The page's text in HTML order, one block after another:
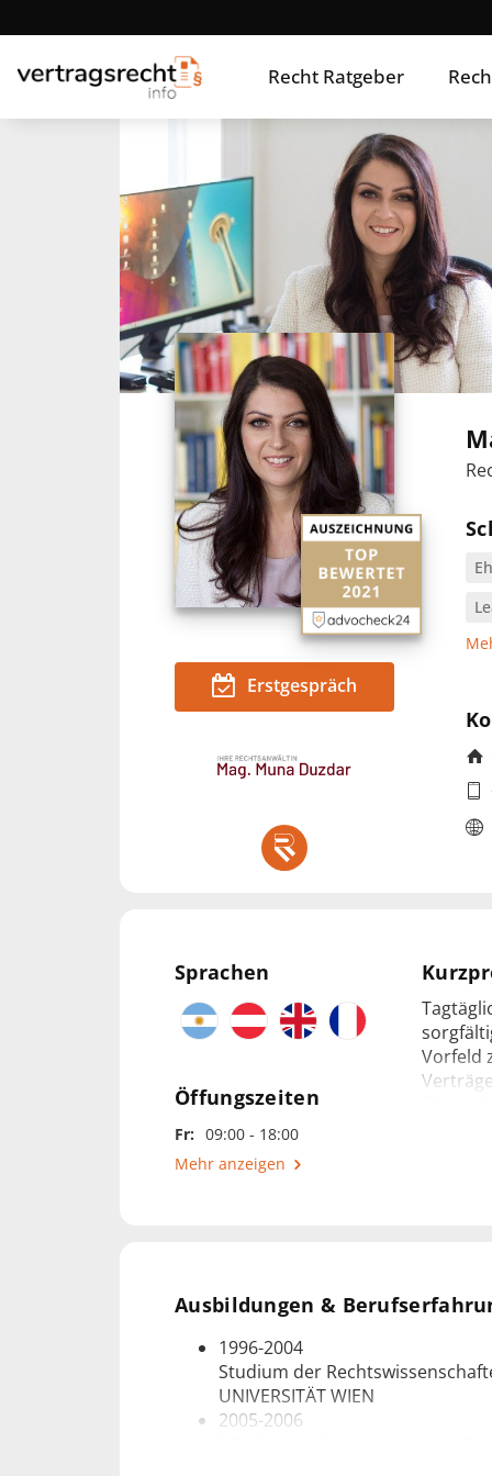
Recht Ratgeber
Erstgespräch
Sprachen
Öffungszeiten
Fr: 09:00 - 18:00
Mehr anzeigen
Vorfeld
mir,
Ich
Ausbildungen &
1996-2004
Studium der
UNIVERSITÄT WIEN
2005-2006